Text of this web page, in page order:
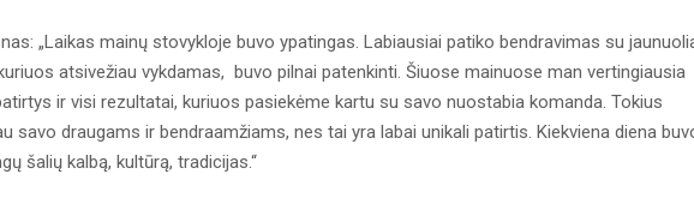
„Laikas mainų stovykloje buvo ypatingas. Labiausiai patiko bendravimas su
atsivežiau vykdamas, buvo pilnai patenkinti. Šiuose mainuose man vertingiausia
ir visi rezultatai, kuriuos pasiekėme kartu su savo nuostabia komanda. Tokius
savo draugams ir bendraamžiams, nes tai yra labai unikali patirtis. Kiekviena diena
šalių kalbą, kultūrą, tradicijas.“